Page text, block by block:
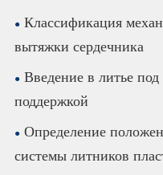
Классификация
вытяжки сердечника
Введение в литье
поддержкой
Определение
системы литников